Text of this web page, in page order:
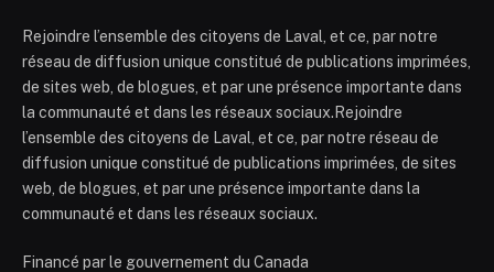
Rejoindre l’ensemble des citoyens de Laval, et ce, par notre
réseau de diffusion unique constitué de publications imprimées,
de sites web, de blogues, et par une présence importante dans
la communauté et dans les réseaux sociaux.Rejoindre
l’ensemble des citoyens de Laval, et ce, par notre réseau de
diffusion unique constitué de publications imprimées, de sites
web, de blogues, et par une présence importante dans la
communauté et dans les réseaux sociaux.
Financé par le gouvernement du Canada